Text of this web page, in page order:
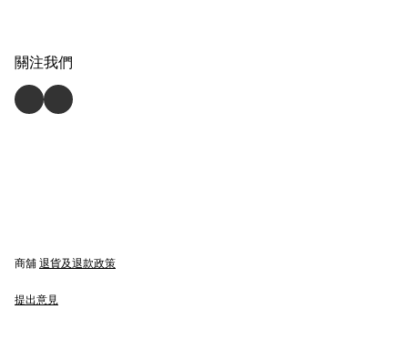
關注我們
商舖 退貨及退款政策
提出意見